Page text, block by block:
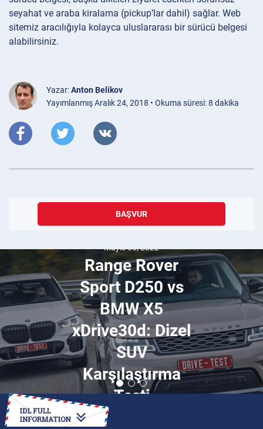
seyahat ve araba kiralama (pickup’lar dahil) sağlar. Web
sitemiz aracılığıyla kolayca uluslararası bir sürücü belgesi
alabilirsiniz.
Yazar:Anton Belikov
Yayımlanmış Aralık 24, 2018 • Okuma süresi: 8 dakika
BAŞVUR
Mayıs 05, 2022
Range Rover
Sport D250 vs
BMW X5
xDrive30d: Dizel
SUV
Karşılaştırma
Testi
ULUSLARARASI